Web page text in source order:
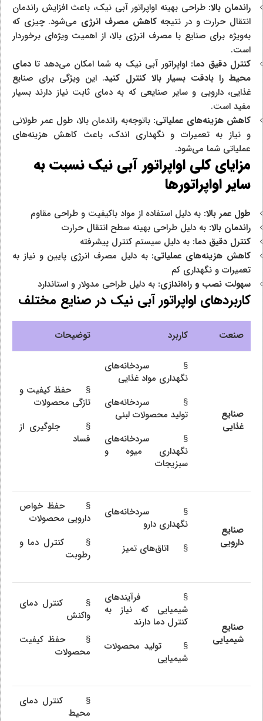
راندمان بالا: طراحی بهینه اواپراتور آبی نیک، باعث افزایش راندمان
انتقال حرارت و در نتیجهکاهش مصرف انرژی می‌شود. چیزی که
به‌ویژه برای صنایع با مصرف انرژی بالا، از اهمیت ویژه‌ای برخوردار
است.
کنترل دقیق دما: اواپراتور آبی نیک به شما امکان می‌دهد تا دمای
محیط را بادقت بسیار بالا کنترل کنید. این ویژگی برای صنایع
غذایی، دارویی و سایر صنایعی که به دمای ثابت نیاز دارند بسیار
مفید است.
کاهش هزینه‌های عملیاتی: باتوجه‌به راندمان بالا، طول عمر طولانی
و نیاز به تعمیرات و نگهداری اندک، باعث کاهش هزینه‌های
عملیاتی شما می‌شود.
مزایای کلی اواپراتور آبی نیک نسبت به
سایر اواپراتورها
طول عمر بالا: به دلیل استفاده از مواد باکیفیت و طراحی مقاوم
راندمان بالا: به دلیل طراحی بهینه سطح انتقال حرارت
کنترل دقیق دما: به دلیل سیستم کنترل پیشرفته
کاهش هزینه‌های عملیاتی: به دلیل مصرف انرژی پایین و نیاز به
تعمیرات و نگهداری کم
سهولت نصب و راه‌اندازی: به دلیل طراحی مدولار و استاندارد
کاربردهای اواپراتور آبی نیک در صنایع مختلف
صنعت کاربرد توضیحات
صنایع
غذایی
§ سردخانه‌های
نگهداری مواد غذایی
§ سردخانه‌های
تولید محصولات لبنی
§ سردخانه‌های
نگهداری میوه و
سبزیجات
§ حفظ کیفیت و
تازگی محصولات
§ جلوگیری از
فساد
صنایع
دارویی
§ سردخانه‌های
نگهداری دارو
§ اتاق‌های تمیز
§ حفظ خواص
دارویی محصولات
§ کنترل دما و
رطوبت
صنایع
شیمیایی
§ فرآیندهای
شیمیایی که نیاز به
کنترل دما دارند
§ تولید محصولات
شیمیایی
§ کنترل دمای
واکنش
§ حفظ کیفیت
محصولات
§ کنترل دمای
محیط